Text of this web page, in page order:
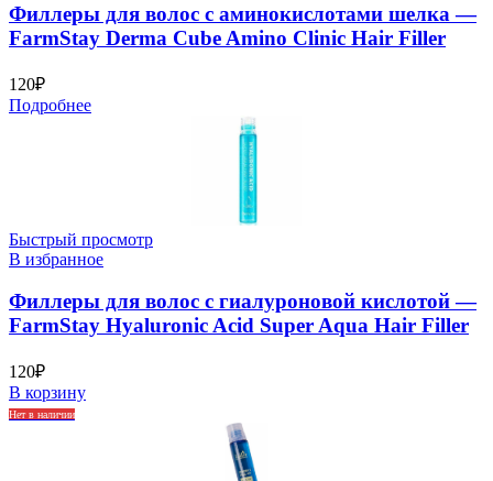
Филлеры для волос с аминокислотами шелка —
FarmStay Derma Cube Amino Clinic Hair Filler
120₽
Подробнее
Быстрый просмотр
В избранное
Филлеры для волос с гиалуроновой кислотой —
FarmStay Hyaluronic Acid Super Aqua Hair Filler
120₽
В корзину
Нет в наличии